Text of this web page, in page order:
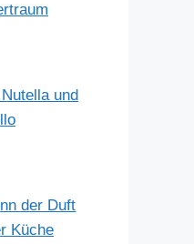
und
der Duft
Küche